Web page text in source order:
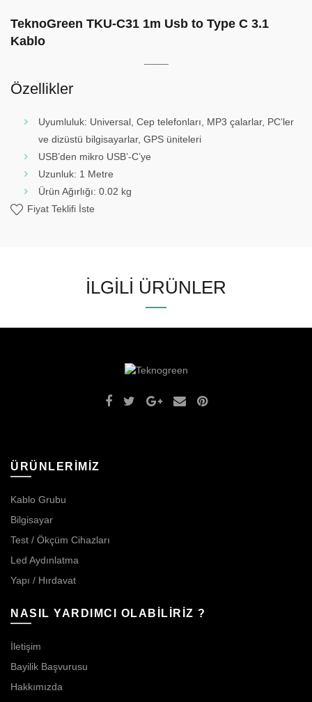
TeknoGreen TKU-C31 1m Usb to Type C 3.1
Kablo
Özellikler
Uyumluluk: Universal, Cep telefonları, MP3 çalarlar, PC’ler
ve dizüstü bilgisayarlar, GPS üniteleri
USB’den mikro USB’-C’ye
Uzunluk: 1 Metre
Ürün Ağırlığı: 0.02 kg
Fiyat Teklifi İste
İLGILI ÜRÜNLER
ÜRÜNLERİMİZ
Kablo Grubu
Bilgisayar
Test / Ökçüm Cihazları
Led Aydınlatma
Yapı / Hırdavat
NASIL YARDIMCI OLABİLİRİZ ?
İletişim
Bayilik Başvurusu
Hakkımızda